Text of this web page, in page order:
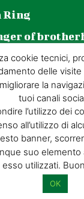
Ring
of
a
TESI EDITRICE
| VIA DI BADIA 14
(PISTOIA) |
ALLYMIND
Cookie Policy
di vendita|Site Map
cookie tecnici,
delle
la
tuoi canali
l’utilizzo dei
all’utilizzo di
banner,
suo elemento
utilizzati.
OK